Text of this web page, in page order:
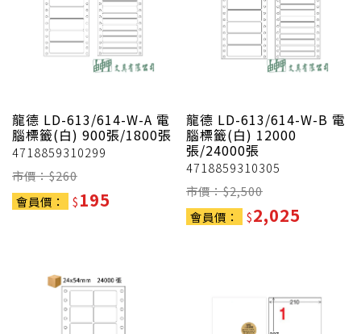
龍德 LD-613/614-W-A 電
腦標籤(白) 900張/1800張
4718859310299
市價：$260
會員價：
$195
龍德 LD-613/614-W-B 電
腦標籤(白) 12000
張/24000張
4718859310305
市價：$2,500
會員價：
$2,025